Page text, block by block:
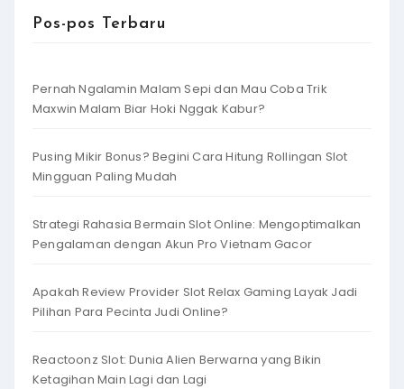
Pos-pos Terbaru
Pernah Ngalamin Malam Sepi dan Mau Coba Trik
Maxwin Malam Biar Hoki Nggak Kabur?
Pusing Mikir Bonus? Begini Cara Hitung Rollingan Slot
Mingguan Paling Mudah
Strategi Rahasia Bermain Slot Online: Mengoptimalkan
Pengalaman dengan Akun Pro Vietnam Gacor
Apakah Review Provider Slot Relax Gaming Layak Jadi
Pilihan Para Pecinta Judi Online?
Reactoonz Slot: Dunia Alien Berwarna yang Bikin
Ketagihan Main Lagi dan Lagi